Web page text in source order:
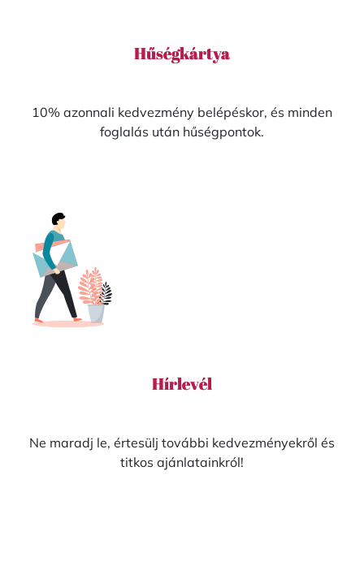
Hűségkártya
10% azonnali kedvezmény belépéskor, és minden
foglalás után hűségpontok.
Hírlevél
Ne maradj le, értesülj további kedvezményekről és
titkos ajánlatainkról!